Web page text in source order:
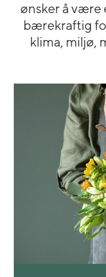
ønsker å være
bærekraftig
klima, miljø,